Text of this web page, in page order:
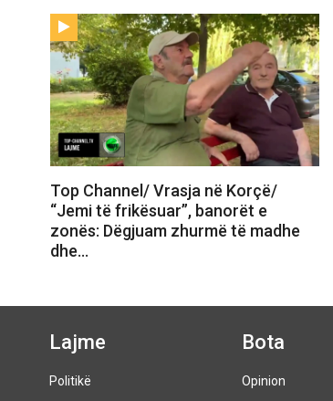
Top Channel/ Vrasja në Korçë/
“Jemi të frikësuar”, banorët e
zonës: Dëgjuam zhurmë të madhe
dhe…
Lajme
Politikë
Bota
Opinion